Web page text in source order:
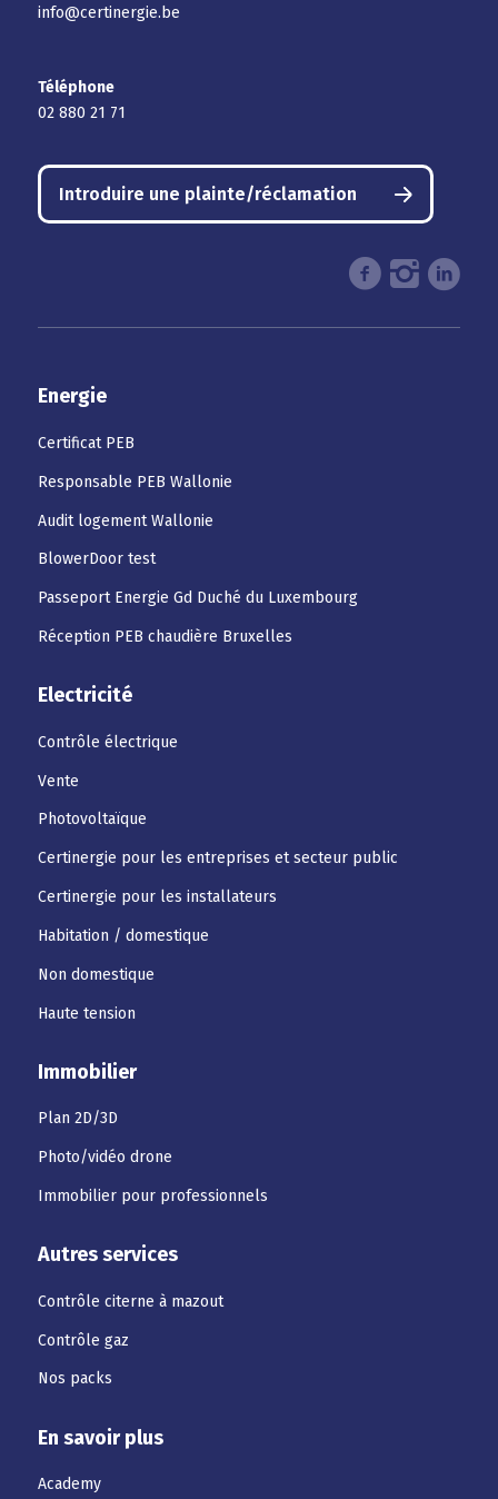
info@certinergie.be
Téléphone
02 880 21 71
Introduire une plainte/réclamation
Energie
Certificat PEB
Responsable PEB Wallonie
Audit logement Wallonie
BlowerDoor test
Passeport Energie Gd Duché du Luxembourg
Réception PEB chaudière Bruxelles
Electricité
Contrôle électrique
Vente
Photovoltaïque
Certinergie pour les entreprises et secteur public
Certinergie pour les installateurs
Habitation / domestique
Non domestique
Haute tension
Immobilier
Plan 2D/3D
Photo/vidéo drone
Immobilier pour professionnels
Autres services
Contrôle citerne à mazout
Contrôle gaz
Nos packs
En savoir plus
Academy